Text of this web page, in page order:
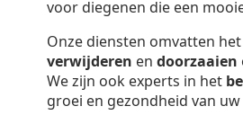
voor diegenen die een
Onze diensten omvatten
verwijderen en doorzaaien
We zijn ook experts in het
groei en gezondheid van uw